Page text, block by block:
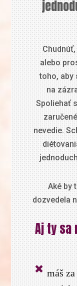
alebo
toho, aby
na
Spoliehať
nevedie.
Aké by
dozvedela
Aj ty sa
máš